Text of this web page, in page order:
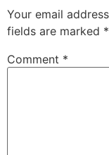
Your email
fields are marked *
Comment *